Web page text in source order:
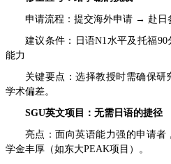
申请流程：提交海外申请 → 赴
建议条件：日语N1水平及托福
能力
关键要点：选择教授时需确保
学术偏差。
SGU英文项目：无需日语的捷径
亮点：面向英语能力强的申请者
学金丰厚（如东大PEAK项目）。